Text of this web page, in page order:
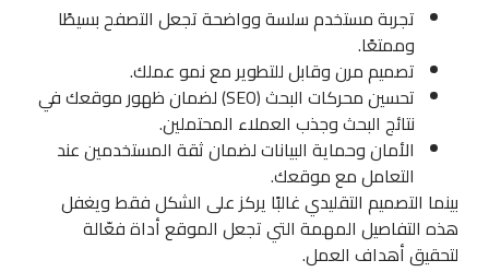
تجربة مستخدم سلسة وواضحة تجعل التصفح بسيطًا
وممتعًا.
تصميم مرن وقابل للتطوير مع نمو عملك.
تحسين محركات البحث (SEO) لضمان ظهور موقعك في
نتائج البحث وجذب العملاء المحتملين.
الأمان وحماية البيانات لضمان ثقة المستخدمين عند
التعامل مع موقعك.
بينما التصميم التقليدي غالبًا يركز على الشكل فقط ويغفل
هذه التفاصيل المهمة التي تجعل الموقع أداة فعّالة
لتحقيق أهداف العمل.